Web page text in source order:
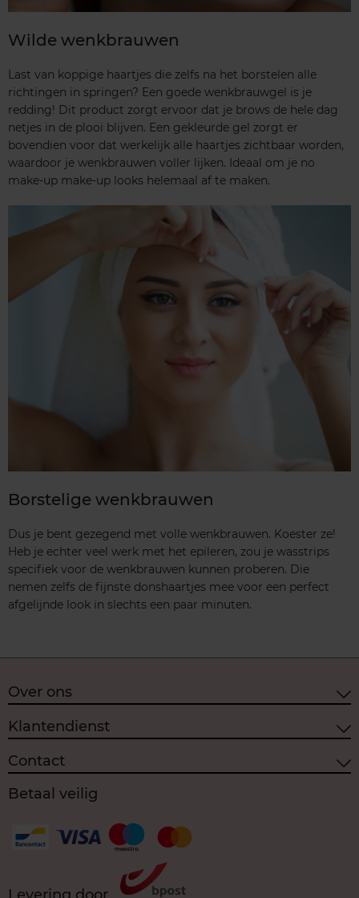
Wilde wenkbrauwen
Last van koppige haartjes die zelfs na het borstelen alle
richtingen in springen? Een goede wenkbrauwgel is je
redding! Dit product zorgt ervoor dat je brows de hele dag
netjes in de plooi blijven. Een gekleurde gel zorgt er
bovendien voor dat werkelijk alle haartjes zichtbaar worden,
waardoor je wenkbrauwen voller lijken. Ideaal om je no
make-up make-up looks helemaal af te maken.
Borstelige wenkbrauwen
Dus je bent gezegend met volle wenkbrauwen. Koester ze!
Heb je echter veel werk met het epileren, zou je wasstrips
specifiek voor de wenkbrauwen kunnen proberen. Die
nemen zelfs de fijnste donshaartjes mee voor een perfect
afgelijnde look in slechts een paar minuten.
Over ons
Klantendienst
Contact
Betaal veilig